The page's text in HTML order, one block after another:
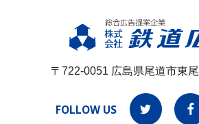
〒722-0051 広島県尾道市東
FOLLOW US